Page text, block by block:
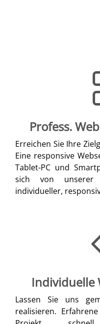
Profess.
Erreichen Sie Ihre
Eine responsive
Tablet-PC und
sich von unserer
individueller,
Individuelle
Lassen Sie uns
realisieren.